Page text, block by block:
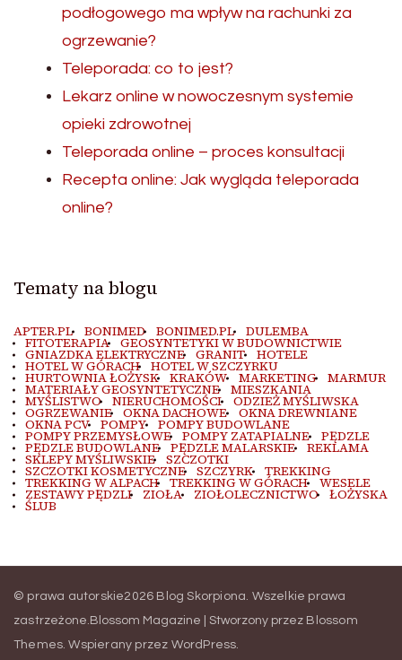
podłogowego ma wpływ na rachunki za
ogrzewanie?
Teleporada: co to jest?
Lekarz online w nowoczesnym systemie
opieki zdrowotnej
Teleporada online – proces konsultacji
Recepta online: Jak wygląda teleporada
online?
Tematy na blogu
APTER.PL BONIMED BONIMED.PL DULEMBA
FITOTERAPIA GEOSYNTETYKI W BUDOWNICTWIE
GNIAZDKA ELEKTRYCZNE GRANIT HOTELE
HOTEL W GÓRACH HOTEL W SZCZYRKU
HURTOWNIA ŁOŻYSK KRAKÓW MARKETING MARMUR
MATERIAŁY GEOSYNTETYCZNE MIESZKANIA
MYŚLISTWO NIERUCHOMOŚCI ODZIEŻ MYŚLIWSKA
OGRZEWANIE OKNA DACHOWE OKNA DREWNIANE
OKNA PCV POMPY POMPY BUDOWLANE
POMPY PRZEMYSŁOWE POMPY ZATAPIALNE PĘDZLE
PĘDZLE BUDOWLANE PĘDZLE MALARSKIE REKLAMA
SKLEPY MYŚLIWSKIE SZCZOTKI
SZCZOTKI KOSMETYCZNE SZCZYRK TREKKING
TREKKING W ALPACH TREKKING W GÓRACH WESELE
ZESTAWY PĘDZLI ZIOŁA ZIOŁOLECZNICTWO ŁOŻYSKA
ŚLUB
© prawa autorskie2026 Blog Skorpiona. Wszelkie prawa
zastrzeżone. Blossom Magazine | Stworzony przez Blossom
Themes. Wspierany przez WordPress.